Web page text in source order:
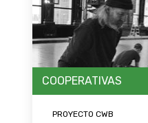
COOPERATIVAS
PROYECTO CWB